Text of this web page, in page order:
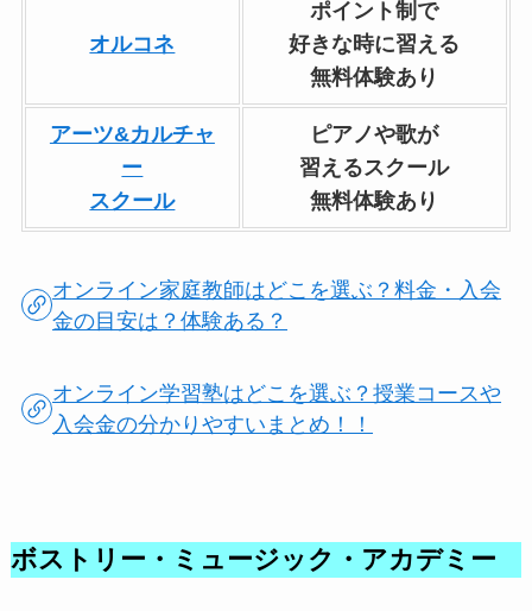
オルコネ
ポイント制で
好きな時に習える
無料体験あり
アーツ&カルチャ
ー
スクール
ピアノや歌が
習えるスクール
無料体験あり
オンライン家庭教師はどこを選ぶ？料金・入会
金の目安は？体験ある？
オンライン学習塾はどこを選ぶ？授業コースや
入会金の分かりやすいまとめ！！
ボストリー・ミュージック・アカデミー